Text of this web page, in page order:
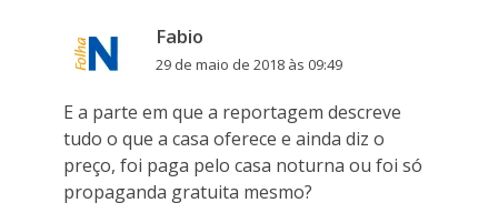
Fabio
29 de maio de 2018 às 09:49
E a parte em que a reportagem descreve
tudo o que a casa oferece e ainda diz o
preço, foi paga pelo casa noturna ou foi só
propaganda gratuita mesmo?